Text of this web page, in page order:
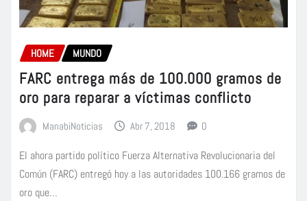
HOME MUNDO
FARC entrega más de 100.000 gramos de
oro para reparar a víctimas conflicto
ManabiNoticias Abr 7, 2018 0
El ahora partido político Fuerza Alternativa Revolucionaria del
Común (FARC) entregó hoy a las autoridades 100.166 gramos de
oro que…